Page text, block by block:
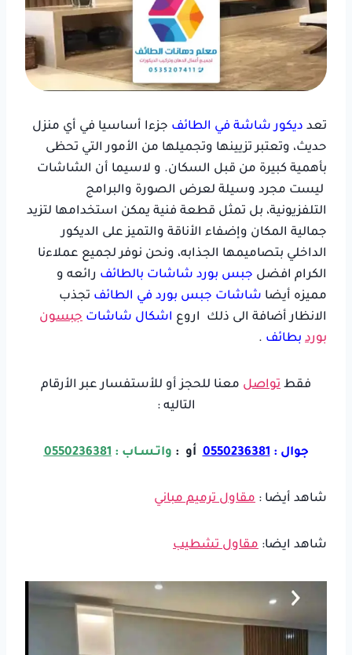
تعد ديكور شاشة في الطائف جزءا أساسيا في أي منزل
حديث، وتعتبر تزيينها وتجميلها من الأمور التي تحظى
بأهمية كبيرة من قبل السكان. و لاسيما أن الشاشات
ليست مجرد وسيلة لعرض الصورة والبرامج
التلفزيونية، بل تمثل قطعة فنية يمكن استخدامها لتزيد
جمالية المكان وإضفاء الأناقة والتميز على الديكور
الداخلي بتصاميمها الجذابه، ونحن نوفر لجميع عملاءنا
الكرام افضل جبس بورد شاشات بالطائف رائعه و
مميزه أيضا شاشات جبس بورد في الطائف تجذب
الانظار أضافة الى ذلك اروع اشكال شاشات جبسون
بورد بطائف .
فقط تواصل معنا للحجز أو للأستفسار عبر الأرقام
التاليه :
جوال :0550236381 أو : واتـسـاب :0550236381
شاهد أيضا : مقاول ترميم مباني
شاهد ايضا: مقاول تشطيب